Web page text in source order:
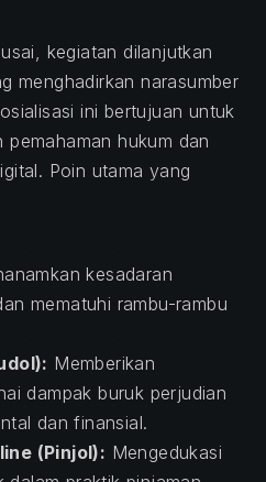
kegiatan dilanjutkan
menghadirkan narasumber
ini bertujuan untuk
pemahaman hukum dan
Poin utama yang
kesadaran
mematuhi rambu-rambu
Memberikan
dampak buruk perjudian
dan finansial.
(Pinjol): Mengedukasi